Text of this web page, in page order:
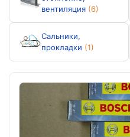
вентиляция (6)
Сальники,
прокладки (1)